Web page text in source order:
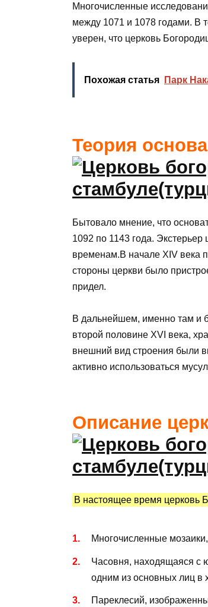
Многочисленные
между 1071 и 1078 годами. В
уверен, что церковь
Похожая статья Парк
Теория
Бытовало мнение, что
1092 по 1143 года.
временам.В начале XIV века
стороны церкви было
придел.
В дальнейшем, именно там и
второй половине XVI века,
внешний вид строения были
активно использоваться
Описание
В настоящее время церковь
Многочисленные
Часовня, находящаяся с
одним из основных лиц в
Пареклесий,